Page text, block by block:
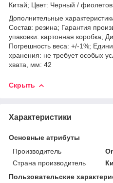
Китай; Цвет: Черный /
Дополнительные
Состав: резина; Гарантия
упаковки: картонная коробка;
Погрешность веса: +/-1%;
хранения: не требует особых
хвата, мм: 42
Скрыть
Характеристики
Основные атрибуты
Производитель
Страна производитель
Пользовательские